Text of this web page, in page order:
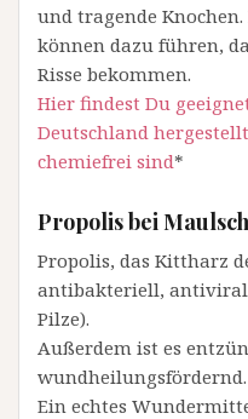
und tragende
können dazu führen,
Risse bekommen.
Hier findest Du
Deutschland
chemiefrei sind*
Propolis bei
Propolis, das Kittharz
antibakteriell,
Pilze).
Außerdem ist es
wundheilungsfördernd.
Ein echtes